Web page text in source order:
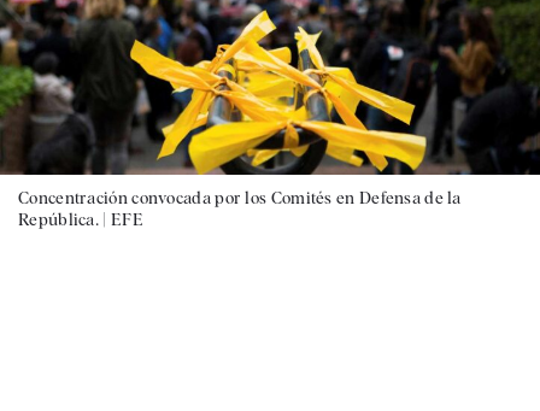
Concentración convocada por los Comités en Defensa de la
República. | EFE